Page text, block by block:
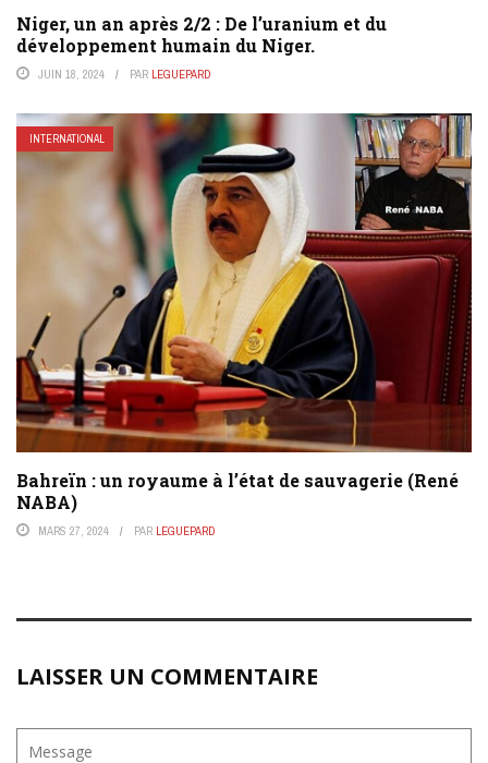
Niger, un an après 2/2 : De l’uranium et du
développement humain du Niger.
JUIN 18, 2024 PAR LEGUEPARD
INTERNATIONAL
Bahreïn : un royaume à l’état de sauvagerie (René
NABA)
MARS 27, 2024 PAR LEGUEPARD
LAISSER UN COMMENTAIRE